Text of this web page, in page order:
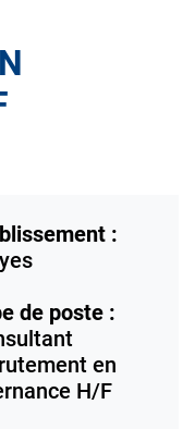
:
de poste :
en
H/F